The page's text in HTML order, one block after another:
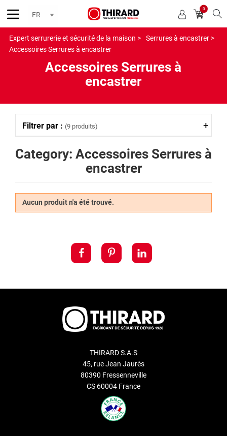
0
Expert serrurerie et sécurité de la maison >
Serrures à encastrer >
Accessoires Serrures à encastrer
Accessoires Serrures à
encastrer
Category: Accessoires Serrures à
encastrer
Aucun produit n'a été trouvé.
Filtrer par : (9 produits)
THIRARD S.A.S
45, rue Jean Jaurès
80390 Fressenneville
CS 60004 France